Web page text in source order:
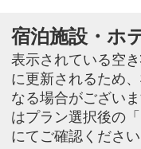
宿泊施設・ホ
表示されている空
に更新されるため
なる場合がござい
はプラン選択後の
にてご確認ください